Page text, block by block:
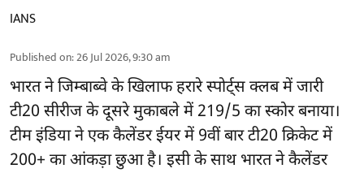
IANS
Published on:26 Jul 2026, 9:30 am
भारत ने जिम्बाब्वे के खिलाफ हरारे स्पोर्ट्स क्लब में जारी
टी20 सीरीज के दूसरे मुकाबले में 219/5 का स्कोर बनाया।
टीम इंडिया ने एक कैलेंडर ईयर में 9वीं बार टी20 क्रिकेट में
200+ का आंकड़ा छुआ है। इसी के साथ भारत ने कैलेंडर